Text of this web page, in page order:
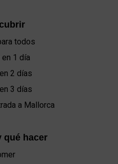
todos
1 día
2 días
3 días
a Mallorca
qué hacer